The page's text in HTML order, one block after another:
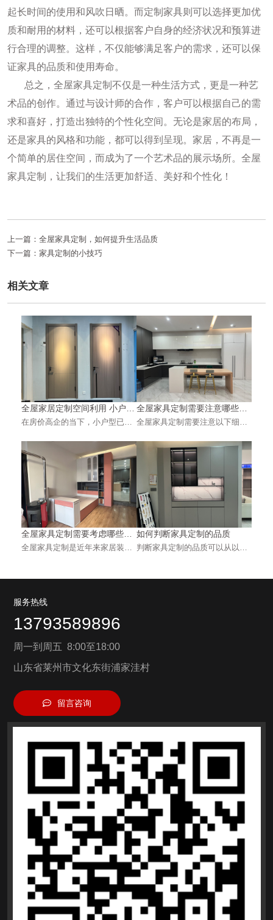
起长时间的使用和风吹日晒。而定制家具则可以选择更加优
质和耐用的材料，还可以根据客户自身的经济状况和预算进
行合理的调整。这样，不仅能够满足客户的需求，还可以保
证家具的品质和使用寿命。
总之，全屋家具定制不仅是一种生活方式，更是一种艺
术品的创作。通过与设计师的合作，客户可以根据自己的需
求和喜好，打造出独特的个性化空间。无论是家居的布局，
还是家具的风格和功能，都可以得到呈现。家居，不再是一
个简单的居住空间，而成为了一个艺术品的展示场所。全屋
家具定制，让我们的生活更加舒适、美好和个性化！
上一篇： 全屋家具定制，如何提升生活品质
下一篇： 家具定制的小技巧
相关文章
全屋家居定制空间利用 小户型
如何最大化？
在房价高企的当下，小户型已成
有限的面积往往伴随着收纳不
足、动线拥挤等痛点···
全屋家具定制需要注意哪些细
节问题
全屋家具定制需要注意以下细节
与预算：记录家庭成员生活习
惯、特殊需求，收集···
全屋家具定制需要考虑哪些关
键因素
全屋家具定制是近年来家居装修
如何判断家具定制的品质
判断家具定制的品质可以从以下
服务热线
13793589896
周一到周五 8:00至18:00
山东省莱州市文化东街浦家洼村
留言咨询